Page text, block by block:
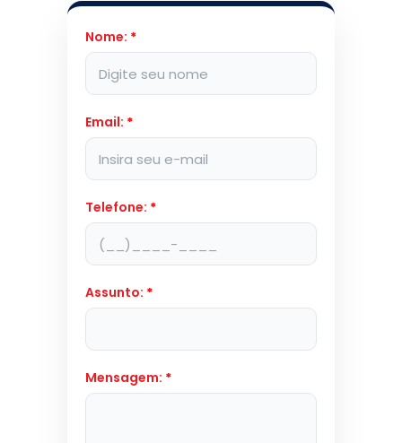
Nome: *
Email: *
Telefone: *
Assunto: *
Mensagem: *